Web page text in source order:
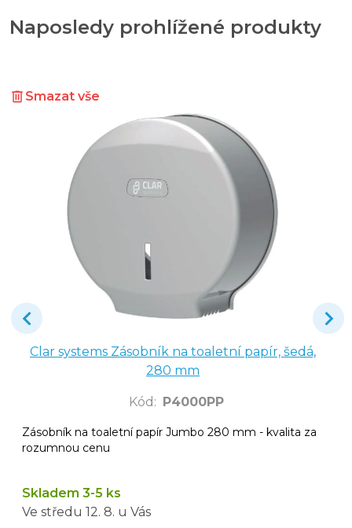
Naposledy prohlížené produkty
Smazat vše
Clar systems Zásobník na toaletní papír, šedá,
280 mm
Kód : P4000PP
Zásobník na toaletní papír Jumbo 280 mm - kvalita za
rozumnou cenu
Skladem 3-5 ks
Ve středu 12. 8. u Vás